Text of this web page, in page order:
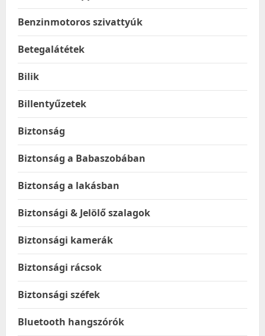
Benzinmotoros szivattyúk
Betegalátétek
Bilik
Billentyűzetek
Biztonság
Biztonság a Babaszobában
Biztonság a lakásban
Biztonsági & Jelölő szalagok
Biztonsági kamerák
Biztonsági rácsok
Biztonsági széfek
Bluetooth hangszórók